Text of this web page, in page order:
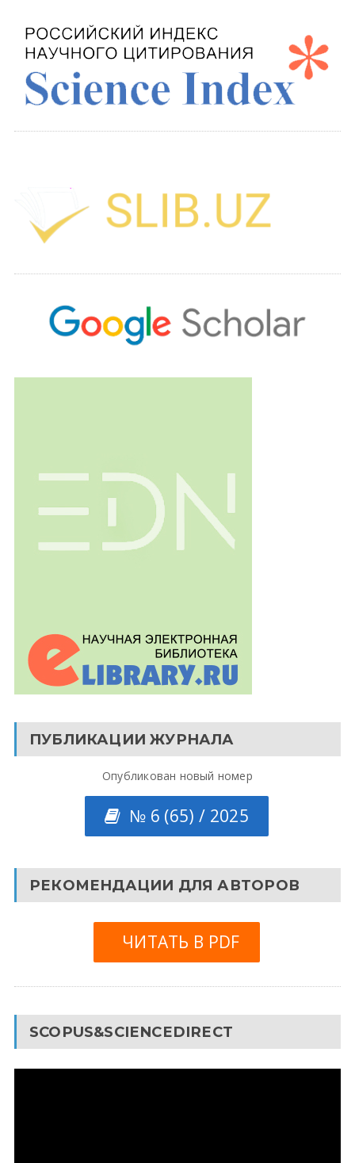
ПУБЛИКАЦИИ ЖУРНАЛА
Опубликован новый номер
№ 6 (65) / 2025
РЕКОМЕНДАЦИИ ДЛЯ АВТОРОВ
ЧИТАТЬ В PDF
SCOPUS&SCIENCEDIRECT